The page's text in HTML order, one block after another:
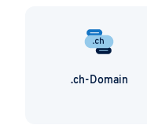
.ch-Domain